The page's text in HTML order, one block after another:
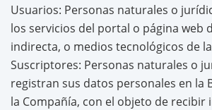
Usuarios: Personas naturales o
los servicios del portal o página web
indirecta, o medios tecnológicos de
Suscriptores: Personas naturales o
registran sus datos personales en la
la Compañía, con el objeto de recibir